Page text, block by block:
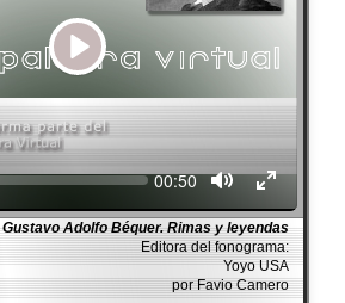
Play
Seek Current
00:50
Gustavo Adolfo Béquer. Rimas y leyendas
Editora del fonograma:
Yoyo USA
por Favio Camero